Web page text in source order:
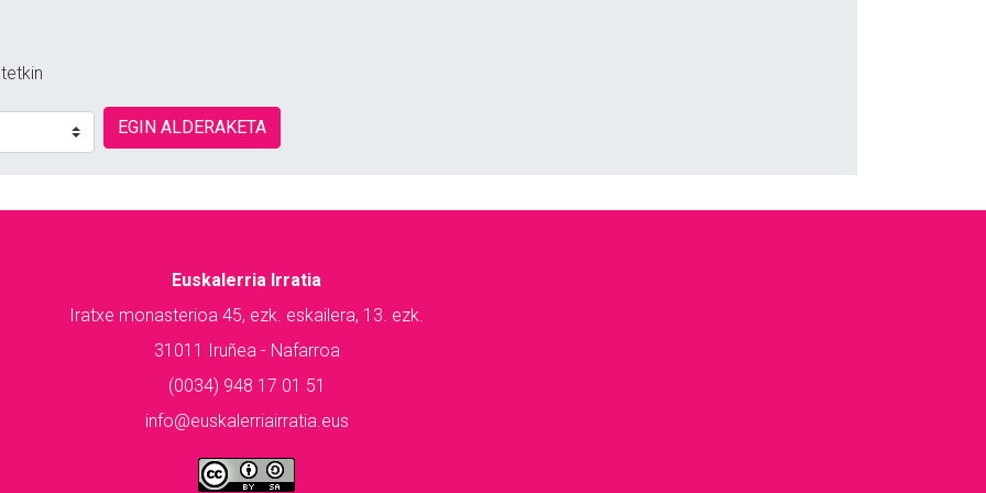
EGIN ALDERAKETA
Euskalerria Irratia
Iratxe monasterioa 45, ezk. eskailera, 13. ezk.
31011 Iruñea - Nafarroa
(0034) 948 17 01 51
info@euskalerriairratia.eus